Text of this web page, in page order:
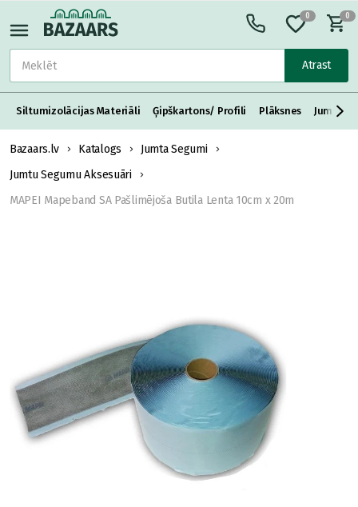
Atrast
0 0
Siltumizolācijas Materiāli Ģipškartons/ Profili Plāksnes Jumta
Bazaars.lv Katalogs
Jumta Segumi
Jumtu Segumu Aksesuāri
MAPEI Mapeband SA Pašlimējoša Butila Lenta 10cm x 20m